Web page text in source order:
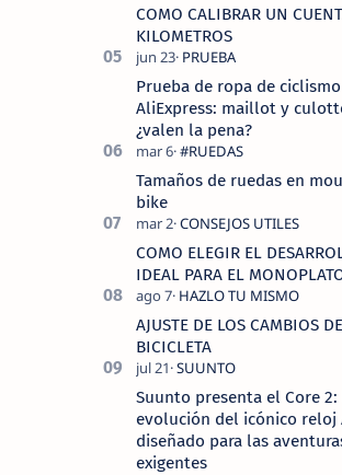
COMO CALIBRAR UN
KILOMETROS
Prueba de ropa de
AliExpress: maillot y
¿valen la pena?
Tamaños de ruedas en
bike
COMO ELEGIR EL
IDEAL PARA EL
AJUSTE DE LOS CAMBIOS
BICICLETA
Suunto presenta el Core 2:
evolución del icónico reloj
diseñado para las
exigentes